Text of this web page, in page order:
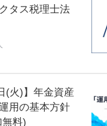
タス税理士法
(火)】年金資産
用の基本方針
料)